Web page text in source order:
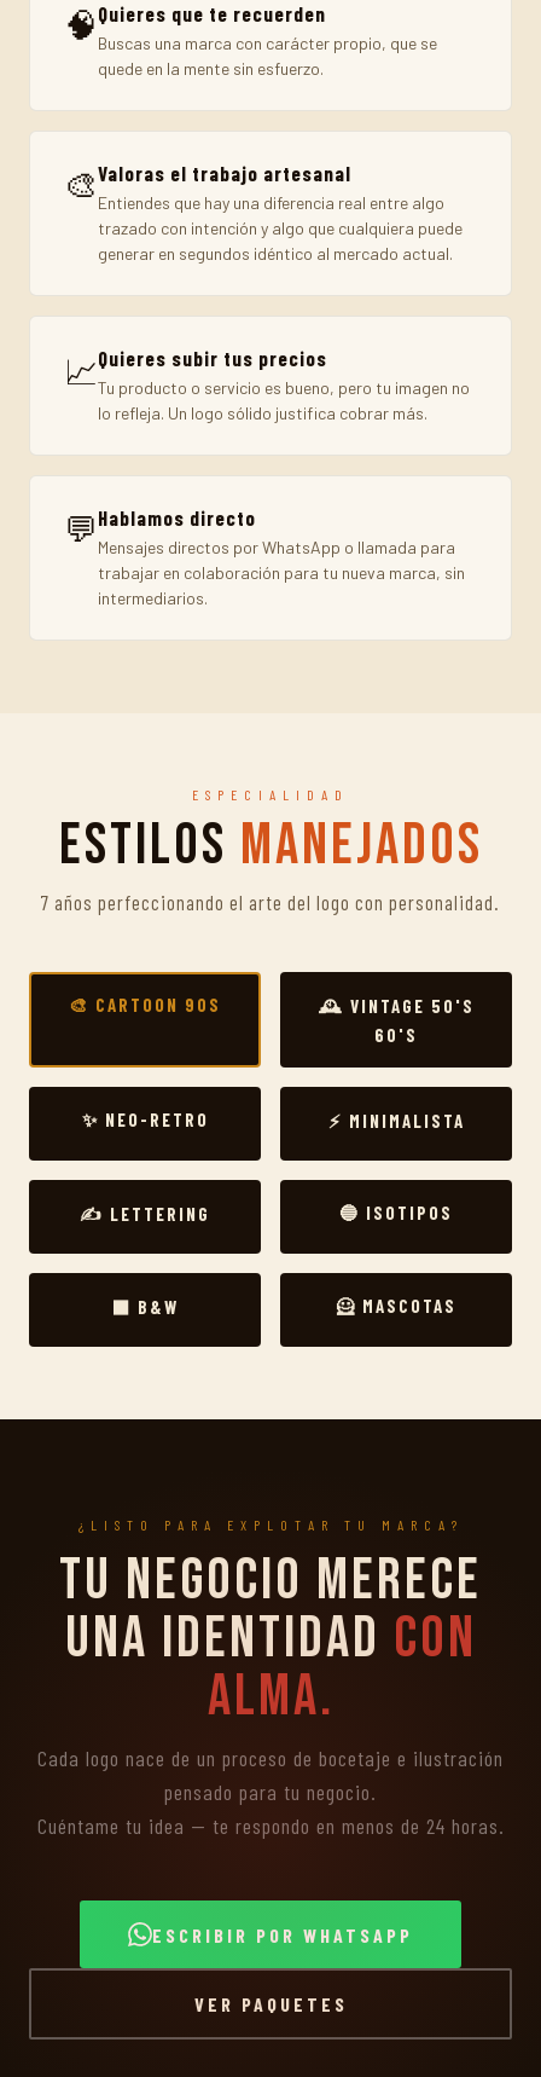
🧠 Quieres que te recuerden
Buscas una marca con carácter propio, que se
quede en la mente sin esfuerzo.
🎨Valoras el trabajo artesanal
Entiendes que hay una diferencia real entre algo
trazado con intención y algo que cualquiera puede
generar en segundos idéntico al mercado actual.
📈Quieres subir tus precios
Tu producto o servicio es bueno, pero tu imagen no
lo refleja. Un logo sólido justifica cobrar más.
💬 Hablamos directo
Mensajes directos por WhatsApp o llamada para
trabajar en colaboración para tu nueva marca, sin
intermediarios.
ESPECIALIDAD
Estilos Manejados
7 años perfeccionando el arte del logo con personalidad.
🎨 CARTOON 90S
🕰️ VINTAGE 50'S
60'S
✨ NEO-RETRO ⚡ MINIMALISTA
✍️ LETTERING 🔵 ISOTIPOS
⬛ B&W 🦸 MASCOTAS
¿LISTO PARA EXPLOTAR TU MARCA?
Tu negocio merece
una identidad con
alma.
Cada logo nace de un proceso de bocetaje e ilustración
pensado para tu negocio.
Cuéntame tu idea — te respondo en menos de 24 horas.
ESCRIBIR POR WHATSAPP
VER PAQUETES